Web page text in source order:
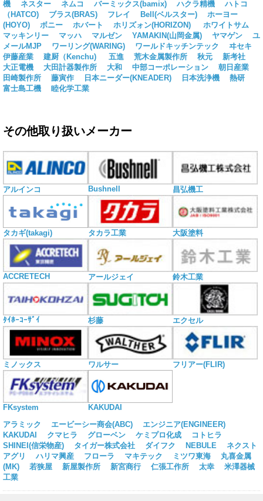
機
ネスター ネムコ バーミックス(bamix) ハクラ精機
ハトコ
（HATCO)
ブラス(BRAS) フレイ Bell(ベルスター)
ホーヨー
(HOYO)
ボニー ホバート ホリズォン(HORIZON)
ホワイトサム
マッキンリー
マッハ マルゼン YAMAKIN(山岡金属) ヤマゲン
ユ
メールMJP
ワーリング(WARING) ワールドキッチンテック
ヰセキ
伊藤産業
建厨（Kenchu) 五進 荒木金属製作所 秋元
新考社
大正電機
大田計器製作所 大和 中部コーポレーション
朝日産業
田崎製作所
藤寅作 日本ニーダー(KNEADER) 日本洗浄機
熱研
富士島工機
睦化学工業
その他取り扱いメーカー
アルインコ Bushnell 昌弘機工
タカギ(takagi) タカラ工業 大阪塗料
ACCRETECH アールジェイ 鈴木工業
ﾀｲﾎｰｺｰｻﾞｲ 杉藤 エクセル
ミノックス ワルサー フリアー(FLIR)
FKsystem
KAKUDAI
アラミック
エービーシー商会(ABC)
エンジニア(ENGINEER)
KAKUDAI
クマヒラ グローベン ケミプロ化成
コトヒラ
SHINEI(信栄物産)
タイガー株式会社 ダイフク NEBULE
ネクスト
アグリ
ハリマ興産 フローラ マキテック ミツワ東海
丸喜金属
(MK)
若狭屋 新屋製作所 新宮商行 仁張工作所 太幸
米澤器械
工業